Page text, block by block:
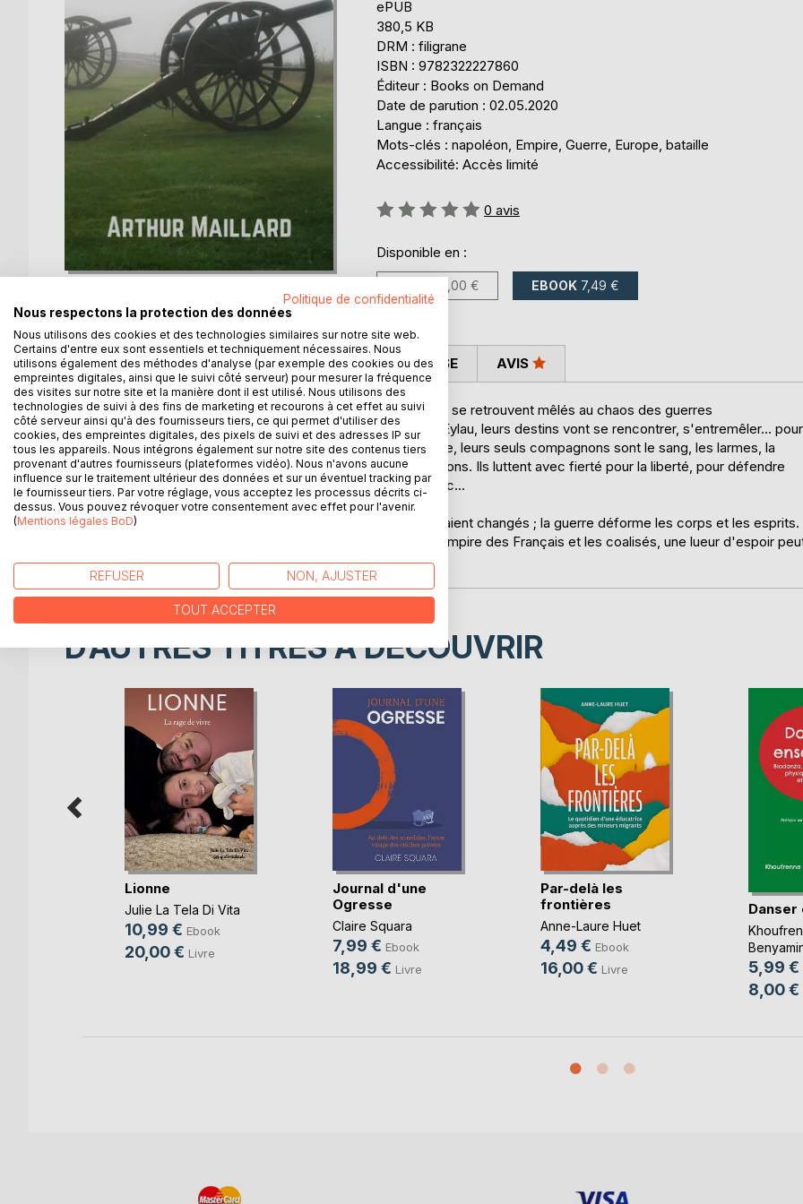
ePUB
380,5 KB
DRM : filigrane
ISBN : 9782322227860
Éditeur : Books on Demand
Date de parution : 02.05.2020
Langue : français
Mots-clés : napoléon, Empire, Guerre, Europe, bataille
Accessibilité: Accès limité
Évaluation:
0 avis
Disponible en :
15,00 € EBOOK 7,49 €
DESCRIPTION
1804. Quatre soldats aux origines et à l'histoire différentes se retrouvent mêlés au chaos des guerres
napoléoniennes. De la bataille d'Austerlitz à la meurtrière Eylau, leurs destins vont se rencontrer, s'entremêler... pour
s'éloigner à jamais. Dans une Europe ravagée par la guerre, leurs seuls compagnons sont le sang, les larmes, la
peur, le froid, les sacrifices et le tir assourdissant des canons. Ils luttent avec fierté pour la liberté, pour défendre
leur patrie, mais les années passent, et l'espoir meurt avec...
Ils sont un jour partis de chez eux, sachant qu'ils reviendraient changés ; la guerre déforme les corps et les esprits.
Mais même au plus profond de l'incessante lutte entre l'Empire des Français et les coalisés, une lueur d'espoir
toujours jaillir...
AUTEUR(S) CRITIQUES PRESSE AVIS
D’AUTRES TITRES À DÉCOUVRIR
Lionne
Julie La Tela Di Vita
10,99 € Ebook
20,00 € Livre
Journal d'une
Ogresse
Claire Squara
7,99 € Ebook
18,99 € Livre
Par-delà les
frontières
Anne-Laure Huet
4,49 € Ebook
16,00 € Livre
Danser
5,99 €
8,00 €
Politique de confidentialité
Nous respectons la protection des données
Nous utilisons des cookies et des technologies similaires sur notre site web.
Certains d'entre eux sont essentiels et techniquement nécessaires. Nous
utilisons également des méthodes d'analyse (par exemple des cookies ou des
empreintes digitales, ainsi que le suivi côté serveur) pour mesurer la fréquence
des visites sur notre site et la manière dont il est utilisé. Nous utilisons des
technologies de suivi à des fins de marketing et recourons à cet effet au suivi
côté serveur ainsi qu'à des fournisseurs tiers, ce qui permet d'utiliser des
cookies, des empreintes digitales, des pixels de suivi et des adresses IP sur
tous les appareils. Nous intégrons également sur notre site des contenus tiers
provenant d'autres fournisseurs (plateformes vidéo). Nous n'avons aucune
influence sur le traitement ultérieur des données et sur un éventuel tracking par
le fournisseur tiers. Par votre réglage, vous acceptez les processus décrits ci-
dessus. Vous pouvez révoquer votre consentement avec effet pour l'avenir.
(Mentions légales BoD)
REFUSER NON, AJUSTER
TOUT ACCEPTER